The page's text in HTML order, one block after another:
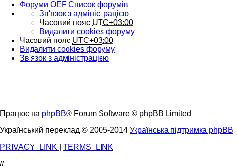
Форуми OEF Список форумів
Зв'язок з адміністрацією
Часовий пояс UTC+03:00
Видалити cookies форуму
Часовий пояс UTC+03:00
Видалити cookies форуму
Зв'язок з адміністрацією
Працює на phpBB® Forum Software © phpBB Limited
Український переклад © 2005-2014 Українська підтримка phpBB
PRIVACY_LINK
TERMS_LINK
//